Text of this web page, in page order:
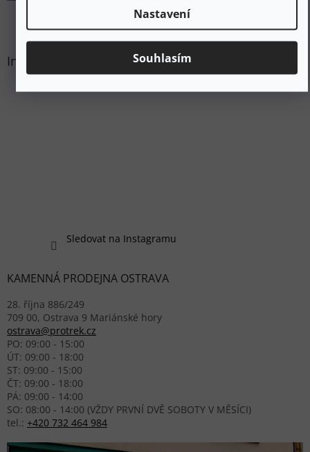
Nastavení
Souhlasím
Instagram
Sledovat na Instagramu
KAMENNÁ PRODEJNA OSTRAVA
28. října 886/249
709 00, Ostrava 9 Mariánské hory
ostrava@protrek.cz
PO: 09:00 - 15:00
ÚT: 09:00 - 18:00
ST: 09:00 - 15:00
ČT: 09:00 - 18:00
PÁ: 09:00 - 14:00
SO: 08:00 - 14:00 (VŽDY PRVNÍ DVĚ SOBOTY V MĚSÍCI)
tel.: +420 732 464 984